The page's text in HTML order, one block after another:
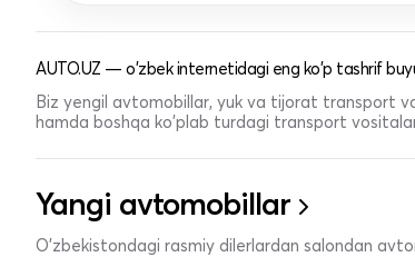
AUTO.UZ — o'zbek internetidagi eng ko'p tashrif
Biz yengil avtomobillar, yuk va tijorat transport
hamda boshqa ko'plab turdagi transport
Yangi avtomobillar
O'zbekistondagi rasmiy dilerlardan salondan